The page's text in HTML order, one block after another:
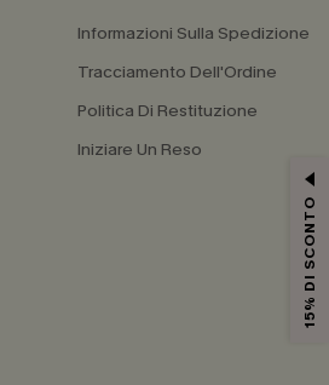
Informazioni Sulla Spedizione
Tracciamento Dell'Ordine
Politica Di Restituzione
Iniziare Un Reso
15% DI SCONTO